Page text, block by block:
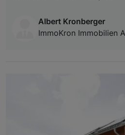
Albert Kronberger
ImmoKron Immobilien